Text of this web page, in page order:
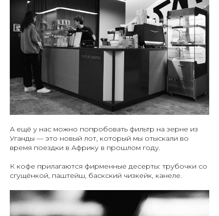
А ещё у нас можно попробовать фильтр на зерне из
Уганды — это новый лот, который мы отыскали во
время поездки в Африку в прошлом году.
К кофе прилагаются фирменные десерты: трубочки со
сгущёнкой, паштейш, баскский чизкейк, канеле.